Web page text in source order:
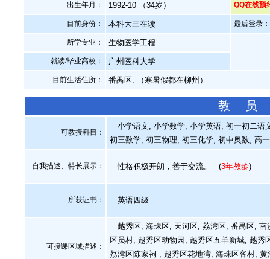
出生年月： 1992-10 （34岁） QQ在线预
目前身份： 本科大三在读 最后登录
所学专业： 生物医学工程
就读/毕业高校： 广州医科大学
目前生活住所： 番禺区. （寒暑假都在柳州）
教 员
可教授科目：
小学语文, 小学数学, 小学英语, 初一初二语
初三数学, 初三物理, 初三化学, 初中奥数, 高
自我描述、特长展示 ： 性格积极开朗，善于交流。 (3年教龄)
所获证书 ： 英语四级
可授课区域描述：
越秀区, 海珠区, 天河区, 荔湾区, 番禺区, 南
区员村, 越秀区动物园, 越秀区五羊新城, 越
荔湾区陈家祠 , 越秀区花地湾, 海珠区客村,